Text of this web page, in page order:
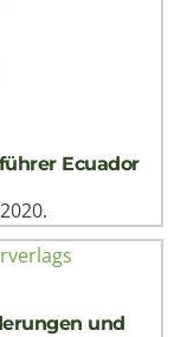
Ecuador
und